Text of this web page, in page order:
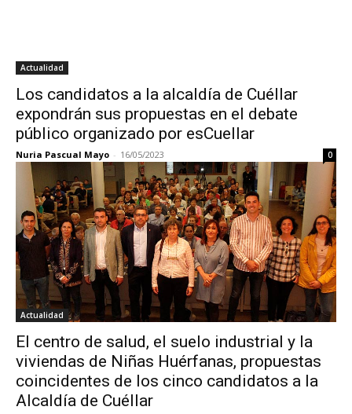
Actualidad
Los candidatos a la alcaldía de Cuéllar
expondrán sus propuestas en el debate
público organizado por esCuellar
Nuria Pascual Mayo - 16/05/2023 0
Actualidad
El centro de salud, el suelo industrial y la
viviendas de Niñas Huérfanas, propuestas
coincidentes de los cinco candidatos a la
Alcaldía de Cuéllar